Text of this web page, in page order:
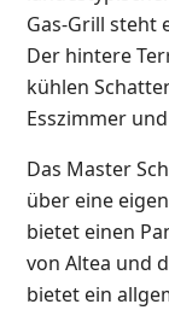
Gas-Grill steht
Der hintere
kühlen
Esszimmer
Das Master
über eine
bietet einen
von Altea und
bietet ein